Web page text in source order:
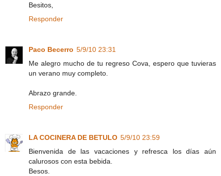
Besitos,
Responder
Paco Becerro 5/9/10 23:31
Me alegro mucho de tu regreso Cova, espero que tuvieras
un verano muy completo.
Abrazo grande.
Responder
LA COCINERA DE BETULO 5/9/10 23:59
Bienvenida de las vacaciones y refresca los días aún
calurosos con esta bebida.
Besos.